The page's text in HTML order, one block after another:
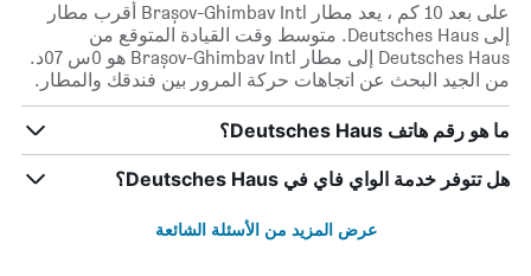
على بعد 10 كم ، يعد مطار Brașov-Ghimbav Intl أقرب مطار
إلى Deutsches Haus. متوسط وقت القيادة المتوقع من
Deutsches Haus إلى مطار Brașov-Ghimbav Intl هو 0س 07د.
من الجيد البحث عن اتجاهات حركة المرور بين فندقك والمطار.
ما هو رقم هاتف Deutsches Haus؟
هل تتوفر خدمة الواي فاي في Deutsches Haus؟
عرض المزيد من الأسئلة الشائعة